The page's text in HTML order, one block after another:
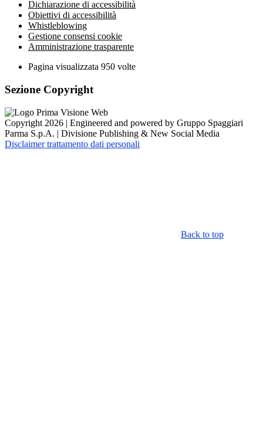
Dichiarazione di accessibilità
Obiettivi di accessibilità
Whistleblowing
Gestione consensi cookie
Amministrazione trasparente
Pagina visualizzata 950 volte
Sezione Copyright
Copyright 2026 | Engineered and powered by Gruppo Spaggiari
Parma S.p.A. | Divisione Publishing & New Social Media
Disclaimer trattamento dati personali
Back to top